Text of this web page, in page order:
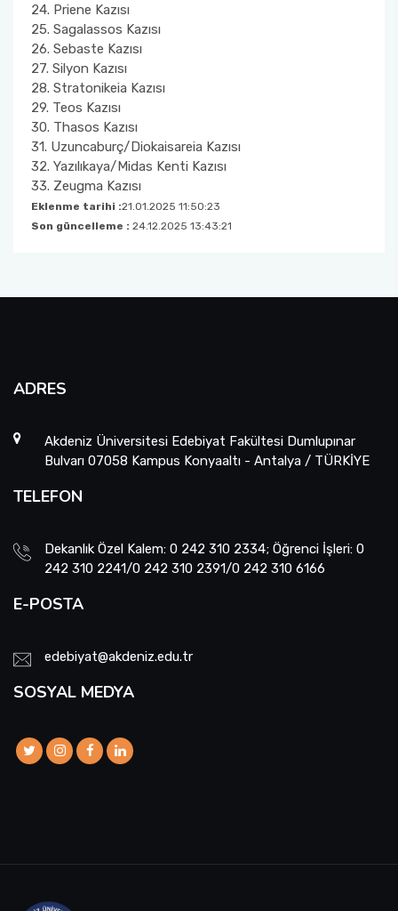
24.⁠ ⁠Priene Kazısı
25.⁠ ⁠Sagalassos Kazısı
26.⁠ ⁠Sebaste Kazısı
27.⁠ ⁠Silyon Kazısı
28.⁠ ⁠Stratonikeia Kazısı
29.⁠ ⁠Teos Kazısı
30.⁠ ⁠Thasos Kazısı
31.⁠ ⁠Uzuncaburç/Diokaisareia Kazısı
32.⁠ ⁠Yazılıkaya/Midas Kenti Kazısı
33.⁠ ⁠Zeugma Kazısı
Eklenme tarihi :21.01.2025 11:50:23
Son güncelleme : 24.12.2025 13:43:21
ADRES
Akdeniz Üniversitesi Edebiyat Fakültesi Dumlupınar
Bulvarı 07058 Kampus Konyaaltı - Antalya / TÜRKİYE
TELEFON
Dekanlık Özel Kalem: 0 242 310 2334; Öğrenci İşleri: 0
242 310 2241/0 242 310 2391/0 242 310 6166
E-POSTA
edebiyat@akdeniz.edu.tr
SOSYAL MEDYA